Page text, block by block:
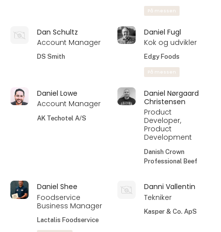
På messen
Dan Schultz
Account Manager
DS Smith
Daniel Fugl
Kok og udvikler
Edgy Foods
På messen
Daniel Lowe
Account Manager
AK Techotel A/S
Daniel Nørgaard
Christensen
Product
Developer,
Product
Development
Danish Crown
Professional Beef
Daniel Shee
Foodservice
Business Manager
Lactalis Foodservice
Danni Vallentin
Tekniker
Kasper & Co. ApS